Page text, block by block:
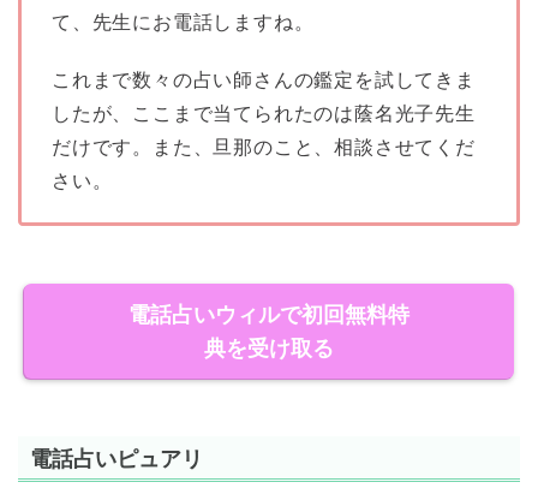
て、先生にお電話しますね。
これまで数々の占い師さんの鑑定を試してきま
したが、ここまで当てられたのは蔭名光子先生
だけです。また、旦那のこと、相談させてくだ
さい。
電話占いウィルで初回無料特
典を受け取る
電話占いピュアリ